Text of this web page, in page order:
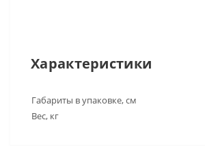
Характеристики
Габариты в упаковке, см
Вес, кг